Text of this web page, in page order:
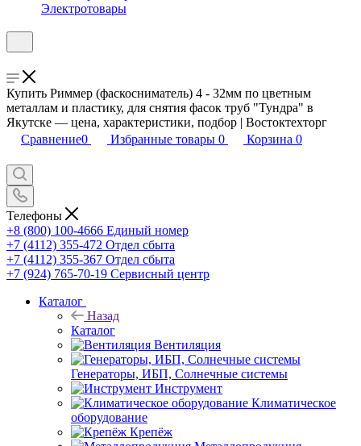
Электротовары
Купить Риммер (фаскосниматель) 4 - 32мм по цветным
металлам и пластику, для снятия фасок труб "Тундра" в
Якутске — цена, характеристики, подбор | Востоктехторг
Сравнение0 Избранные товары 0 Корзина 0
Телефоны
+8 (800) 100-4666 Единый номер
+7 (4112) 355-472 Отдел сбыта
+7 (4112) 355-367 Отдел сбыта
+7 (924) 765-70-19 Сервисный центр
Каталог
Назад
Каталог
Вентиляция
Генераторы, ИБП, Солнечные системы
Инструмент
Климатическое
оборудование
Крепёж